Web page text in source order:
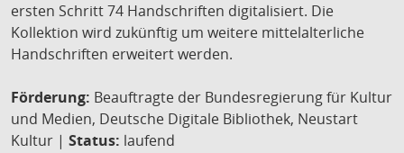
ersten Schritt 74 Handschriften digitalisiert. Die
Kollektion wird zukünftig um weitere mittelalterliche
Handschriften erweitert werden.
Förderung: Beauftragte der Bundesregierung für Kultur
und Medien, Deutsche Digitale Bibliothek, Neustart
Kultur | Status: laufend